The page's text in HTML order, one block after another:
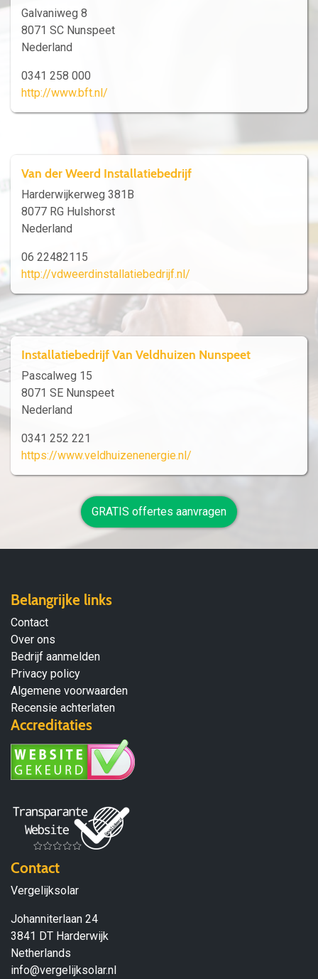
Galvaniweg 8
8071 SC Nunspeet
Nederland
0341 258 000
http://www.bft.nl/
Van der Weerd Installatiebedrijf
Harderwijkerweg 381B
8077 RG Hulshorst
Nederland
06 22482115
http://vdweerdinstallatiebedrijf.nl/
Installatiebedrijf Van Veldhuizen Nunspeet
Pascalweg 15
8071 SE Nunspeet
Nederland
0341 252 221
https://www.veldhuizenenergie.nl/
GRATIS offertes aanvragen
Belangrijke links
Contact
Over ons
Bedrijf aanmelden
Privacy policy
Algemene voorwaarden
Recensie achterlaten
Accreditaties
Contact
Vergelijksolar
Johanniterlaan 24
3841 DT Harderwijk
Netherlands
info@vergelijksolar.nl